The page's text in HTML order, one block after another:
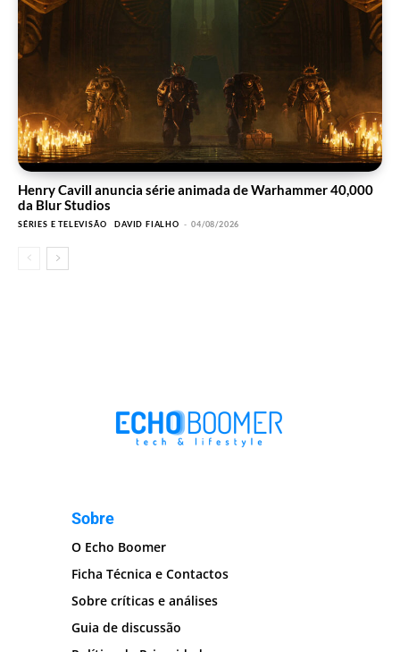
Henry Cavill anuncia série animada de Warhammer 40,000
da Blur Studios
SÉRIES E TELEVISÃO DAVID FIALHO - 04/08/2026
Sobre
O Echo Boomer
Ficha Técnica e Contactos
Sobre críticas e análises
Guia de discussão